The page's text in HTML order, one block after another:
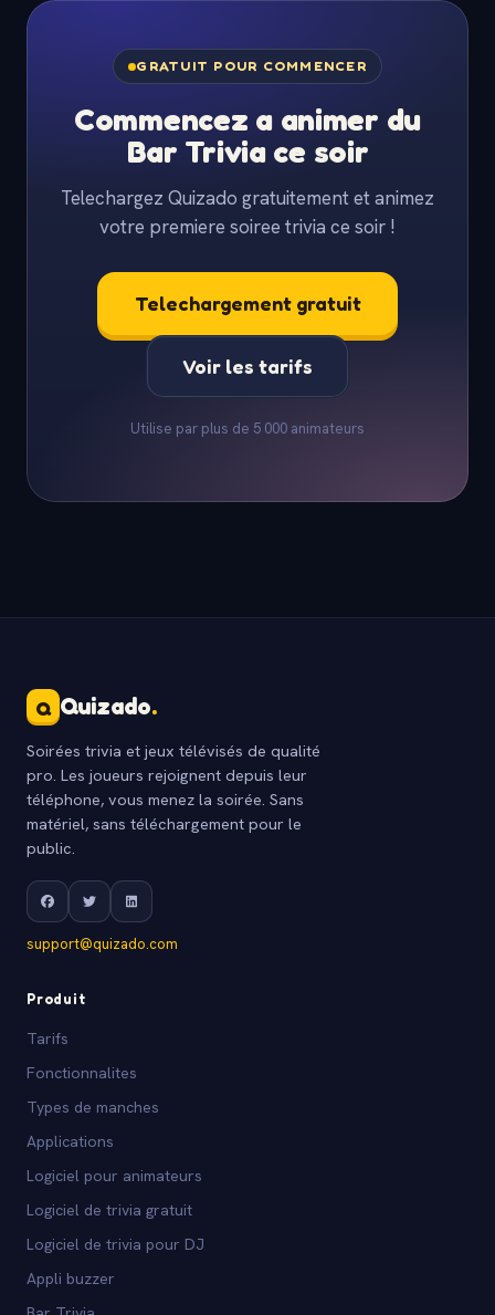
GRATUIT POUR COMMENCER
Commencez a animer du
Bar Trivia ce soir
Telechargez Quizado gratuitement et animez
votre premiere soiree trivia ce soir !
Telechargement gratuit
Voir les tarifs
Utilise par plus de 5 000 animateurs
Q Quizado.
Soirées trivia et jeux télévisés de qualité
pro. Les joueurs rejoignent depuis leur
téléphone, vous menez la soirée. Sans
matériel, sans téléchargement pour le
public.
support@quizado.com
Produit
Tarifs
Fonctionnalites
Types de manches
Applications
Logiciel pour animateurs
Logiciel de trivia gratuit
Logiciel de trivia pour DJ
Appli buzzer